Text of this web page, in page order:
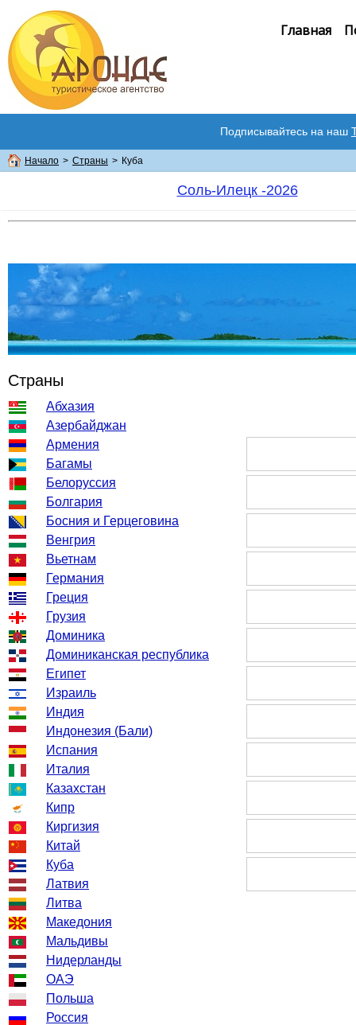
Главная
Подписывайтесь на наш
Начало > Страны > Куба
Соль-Илецк -2026
Страны
Абхазия
Азербайджан
Армения
Багамы
Белоруссия
Болгария
Босния и Герцеговина
Венгрия
Вьетнам
Германия
Греция
Грузия
Доминика
Доминиканская республика
Египет
Израиль
Индия
Индонезия (Бали)
Испания
Италия
Казахстан
Кипр
Киргизия
Китай
Куба
Латвия
Литва
Македония
Мальдивы
Нидерланды
ОАЭ
Польша
Россия